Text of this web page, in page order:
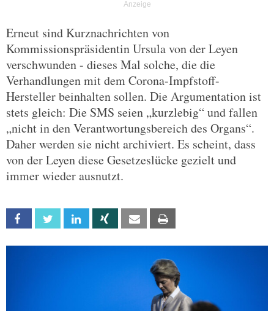
Erneut sind Kurznachrichten von
Kommissionspräsidentin Ursula von der Leyen
verschwunden - dieses Mal solche, die die
Verhandlungen mit dem Corona-Impfstoff-
Hersteller beinhalten sollen. Die Argumentation ist
stets gleich: Die SMS seien „kurzlebig“ und fallen
„nicht in den Verantwortungsbereich des Organs“.
Daher werden sie nicht archiviert. Es scheint, dass
von der Leyen diese Gesetzeslücke gezielt und
immer wieder ausnutzt.
Facebook Twitter Linkedin Xing Email